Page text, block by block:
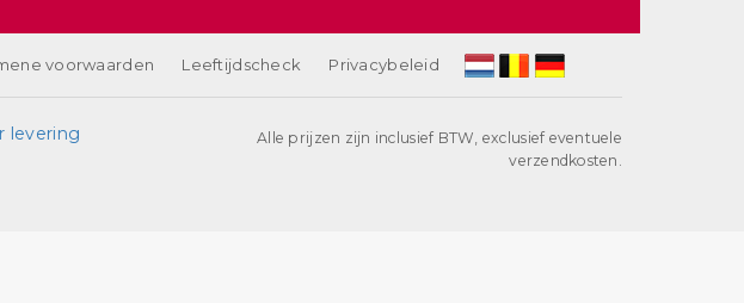
voorwaarden Leeftijdscheck Privacybeleid
Alle prijzen zijn inclusief BTW, exclusief eventuele
verzendkosten.